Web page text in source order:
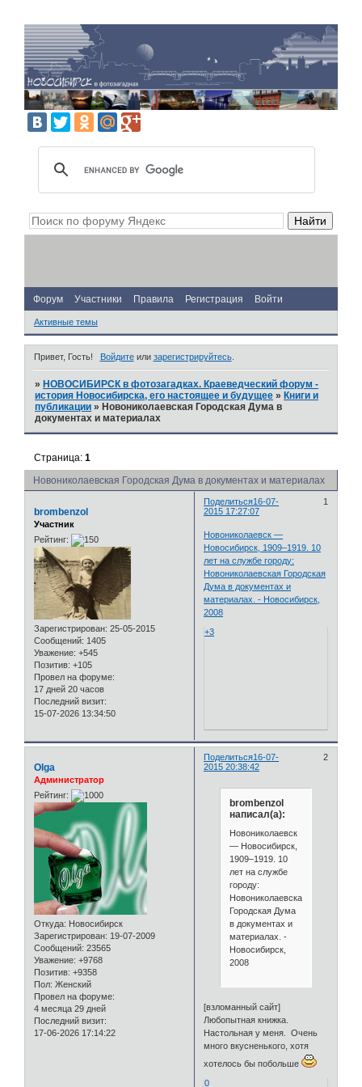
Форум Участники Правила Регистрация Войти
Активные темы
Привет, Гость! Войдитеили зарегистрируйтесь.
» НОВОСИБИРСК в фотозагадках. Краеведческий форум -
история Новосибирска, его настоящее и будущее » Книги и
публикации » Новониколаевская Городская Дума в
документах и материалах
Новониколаевская Городская Дума в документах и материалах
Страница:1
Поделиться 1
16-07-
2015 17:27:07
brombenzol
Участник
Рейтинг:
Зарегистрирован: 25-05-2015
Сообщений: 1405
Уважение: +545
Позитив: +105
Провел на форуме:
17 дней 20 часов
Последний визит:
15-07-2026 13:34:50
Новониколаевск —
Новосибирск, 1909–1919. 10
лет на службе городу:
Новониколаевская Городская
Дума в документах и
материалах. - Новосибирск,
2008
+3
Поделиться 2
16-07-
2015 20:38:42
Olga
Администратор
Рейтинг:
Откуда: Новосибирск
Зарегистрирован: 19-07-2009
Сообщений: 23565
Уважение: +9768
Позитив: +9358
Пол: Женский
Провел на форуме:
4 месяца 29 дней
Последний визит:
17-06-2026 17:14:22
brombenzol
написал(а):
Новониколаевск
— Новосибирск,
1909–1919. 10
лет на службе
городу:
Новониколаевская
Городская Дума
в документах и
материалах. -
Новосибирск,
2008
[взломанный сайт]
Любопытная книжка.
Настольная у меня. Очень
много вкусненького, хотя
хотелось бы побольше
0